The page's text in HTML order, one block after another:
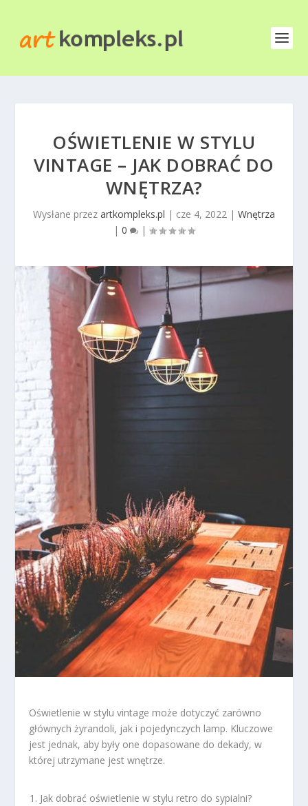
OŚWIETLENIE W STYLU
VINTAGE – JAK DOBRAĆ DO
WNĘTRZA?
Wysłane przez artkompleks.pl | cze 4, 2022 | Wnętrza
| 0 |
Oświetlenie w stylu vintage może dotyczyć zarówno
głównych żyrandoli, jak i pojedynczych lamp. Kluczowe
jest jednak, aby były one dopasowane do dekady, w
której utrzymane jest wnętrze.
Jak dobrać oświetlenie w stylu retro do sypialni?